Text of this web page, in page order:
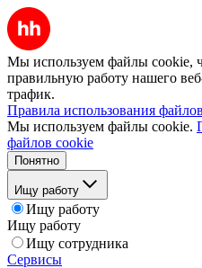
Мы используем файлы cookie,
правильную работу нашего
трафик.
Правила использования
Мы используем файлы cookie.
файлов cookie
Понятно
Ищу работу
Ищу работу
Ищу работу
Ищу сотрудника
Сервисы